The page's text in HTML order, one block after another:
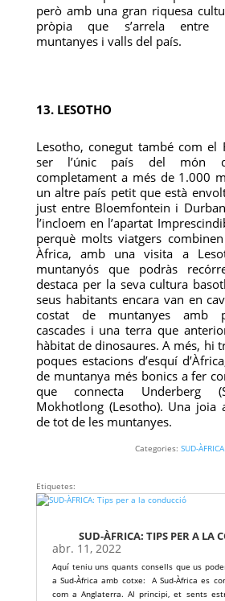
però amb una gran riquesa
pròpia que s’arrela entre
muntanyes i valls del país.
13. LESOTHO
Lesotho, conegut també com el
ser l’únic país del món
completament a més de 1.000
un altre país petit que està
just entre Bloemfontein i
l’incloem en l’apartat
perquè molts viatgers
Àfrica, amb una visita a
muntanyós que podràs
destaca per la seva cultura
seus habitants encara van en
costat de muntanyes amb
cascades i una terra que
hàbitat de dinosaures. A més, hi
poques estacions d’esquí
de muntanya més bonics a fer
que connecta Underberg
Mokhotlong (Lesotho). Una joia
de tot de les muntanyes.
Categories:SUD-ÀFRICA
Etiquetes:
SUD-ÀFRICA: TIPS PER A LA
abr. 11, 2022
Aquí teniu uns quants consells que us
a Sud-Àfrica amb cotxe: A Sud-Àfrica es
com a Anglaterra. Al principi, et sents